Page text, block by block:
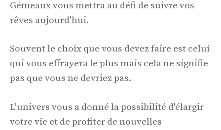
Gémeaux vous mettra au défi de suivre vos
rêves aujourd'hui.
Souvent le choix que vous devez faire est celui
qui vous effrayera le plus mais cela ne signifie
pas que vous ne devriez pas.
L'univers vous a donné la possibilité d'élargir
votre vie et de profiter de nouvelles